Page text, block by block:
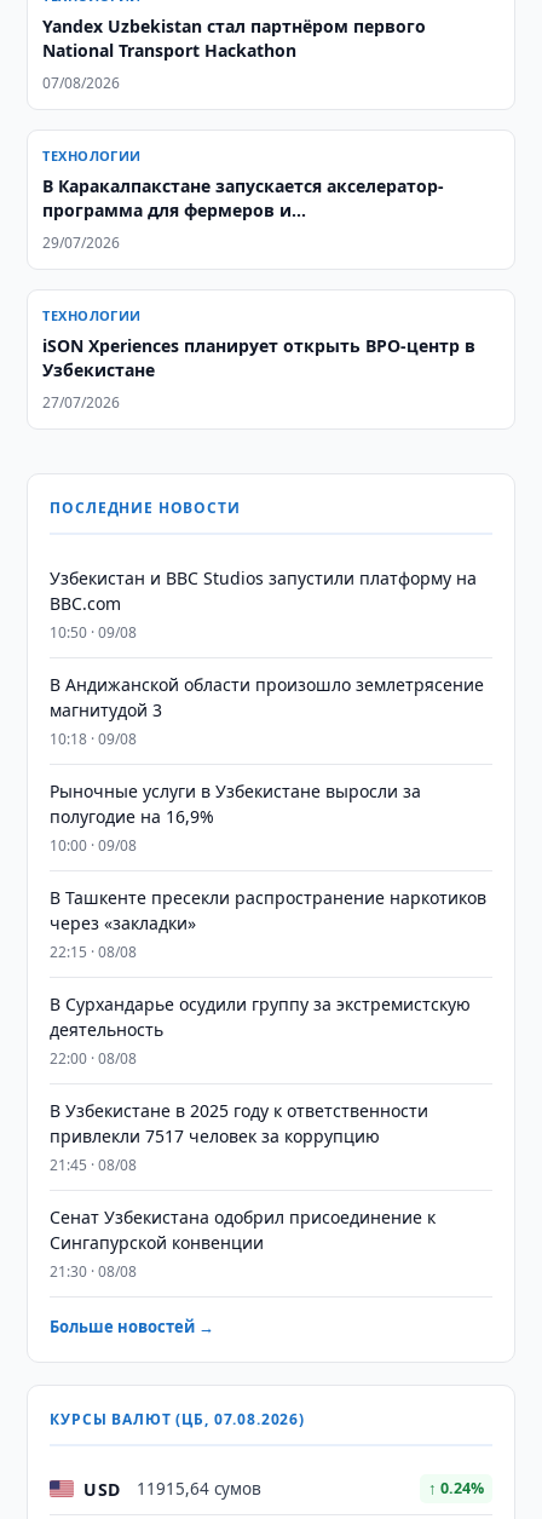
Yandex Uzbekistan стал партнёром первого
National Transport Hackathon
07/08/2026
ТЕХНОЛОГИИ
В Каракалпакстане запускается акселератор-
программа для фермеров и
агропредпринимателей
29/07/2026
ТЕХНОЛОГИИ
iSON Xperiences планирует открыть BPO-центр в
Узбекистане
27/07/2026
ПОСЛЕДНИЕ НОВОСТИ
Узбекистан и BBC Studios запустили платформу на
BBC.com
10:50 · 09/08
В Андижанской области произошло землетрясение
магнитудой 3
10:18 · 09/08
Рыночные услуги в Узбекистане выросли за
полугодие на 16,9%
10:00 · 09/08
В Ташкенте пресекли распространение наркотиков
через «закладки»
22:15 · 08/08
В Сурхандарье осудили группу за экстремистскую
деятельность
22:00 · 08/08
В Узбекистане в 2025 году к ответственности
привлекли 7517 человек за коррупцию
21:45 · 08/08
Сенат Узбекистана одобрил присоединение к
Сингапурской конвенции
21:30 · 08/08
Больше новостей →
КУРСЫ ВАЛЮТ (ЦБ, 07.08.2026)
USD 11915,64 сумов ↑ 0.24%